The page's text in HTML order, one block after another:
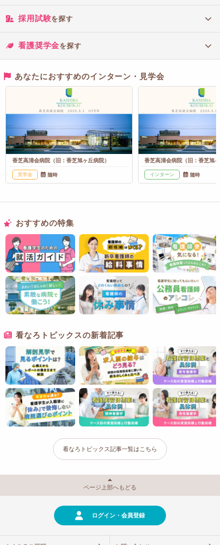
採用試験を探す
看護奨学金を探す
あなたにおすすめのインターン・見学会
香芝高清会病院（旧：香芝旭ヶ丘病院）
見学会 随時
香芝高清会病院（旧：香芝旭
インターン 随時
おすすめの特集
看なろトピックスの新着記事
看なろトピックス記事一覧はこちら
ページ上部へもどる
ログイン・会員登録